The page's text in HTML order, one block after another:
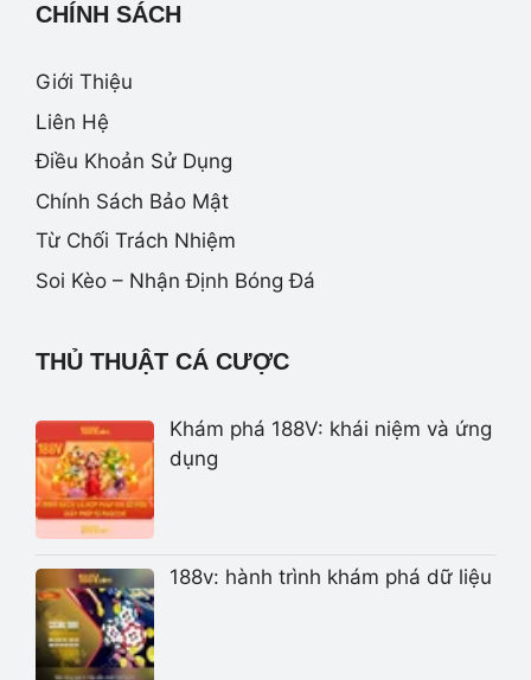
CHÍNH SÁCH
Giới Thiệu
Liên Hệ
Điều Khoản Sử Dụng
Chính Sách Bảo Mật
Từ Chối Trách Nhiệm
Soi Kèo – Nhận Định Bóng Đá
THỦ THUẬT CÁ CƯỢC
Khám phá 188V: khái niệm và ứng
dụng
188v: hành trình khám phá dữ liệu